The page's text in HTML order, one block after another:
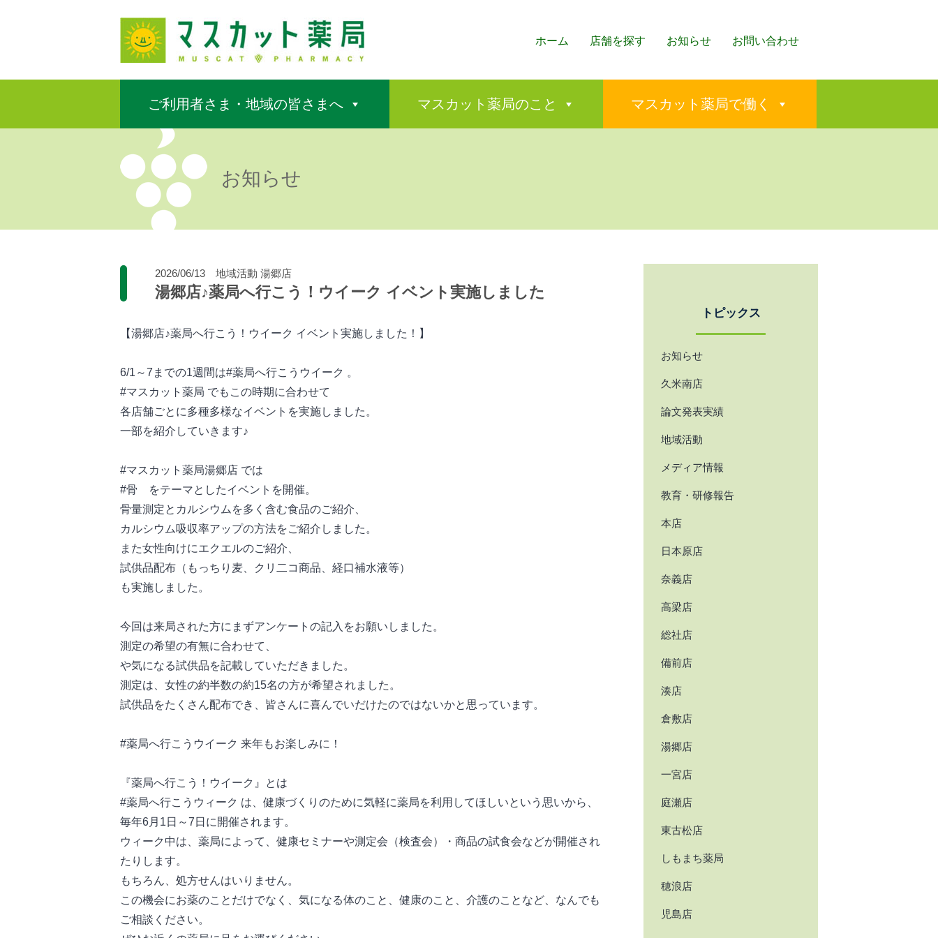
ホーム 店舗を探す お知らせ お問い合わせ
ご利用者さま・地域の皆さまへ マスカット薬局のこと マスカット薬局で働く
お知らせ
2026/06/13 地域活動 湯郷店
湯郷店♪薬局へ行こう！ウイーク イベント実施しました
【湯郷店♪薬局へ行こう！ウイーク イベント実施しました！】
6/1～7までの1週間は#薬局へ行こうウイーク 。
#マスカット薬局 でもこの時期に合わせて
各店舗ごとに多種多様なイベントを実施しました。
一部を紹介していきます♪
#マスカット薬局湯郷店 では
#骨 をテーマとしたイベントを開催。
骨量測定とカルシウムを多く含む食品のご紹介、
カルシウム吸収率アップの方法をご紹介しました。
また女性向けにエクエルのご紹介、
試供品配布（もっちり麦、クリ二コ商品、経口補水液等）
も実施しました。
今回は来局された方にまずアンケートの記入をお願いしました。
測定の希望の有無に合わせて、
や気になる試供品を記載していただきました。
測定は、女性の約半数の約15名の方が希望されました。
試供品をたくさん配布でき、皆さんに喜んでいだけたのではないかと思っています。
#薬局へ行こうウイーク 来年もお楽しみに！
『薬局へ行こう！ウイーク』とは
#薬局へ行こうウィーク は、健康づくりのために気軽に薬局を利用してほしいという思いから、
毎年6月1日～7日に開催されます。
ウィーク中は、薬局によって、健康セミナーや測定会（検査会）・商品の試食会などが開催され
たりします。
もちろん、処方せんはいりません。
この機会にお薬のことだけでなく、気になる体のこと、健康のこと、介護のことなど、なんでも
ご相談ください。
トピックス
お知らせ
久米南店
論文発表実績
地域活動
メディア情報
教育・研修報告
本店
日本原店
奈義店
高梁店
総社店
備前店
湊店
倉敷店
湯郷店
一宮店
庭瀬店
東古松店
しもまち薬局
穂浪店
児島店